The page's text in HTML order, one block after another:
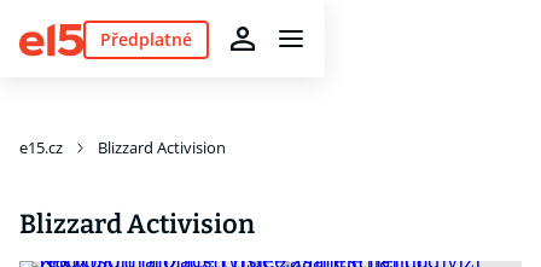
Předplatné
e15.cz Blizzard Activision
Blizzard Activision